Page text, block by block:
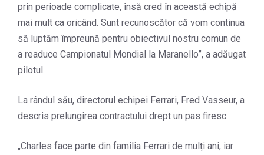
prin perioade complicate, însă cred în această echipă
mai mult ca oricând. Sunt recunoscător că vom continua
să luptăm împreună pentru obiectivul nostru comun de
a readuce Campionatul Mondial la Maranello”, a adăugat
pilotul.
La rândul său, directorul echipei Ferrari, Fred Vasseur, a
descris prelungirea contractului drept un pas firesc.
„Charles face parte din familia Ferrari de mulți ani, iar